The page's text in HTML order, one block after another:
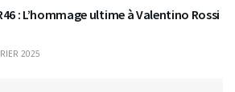
: L’hommage ultime à Valentino Rossi
2025